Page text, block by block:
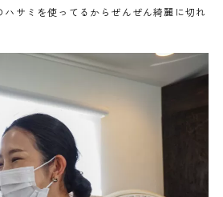
サミを使ってるからぜんぜん綺麗に切れ